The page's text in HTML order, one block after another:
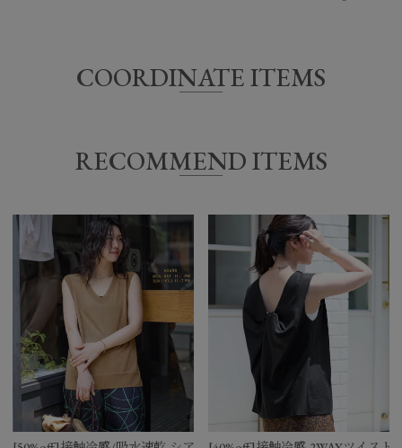
サイズ
着丈 身幅 肩幅
COORDINATE ITEMS
RECOMMEND ITEMS